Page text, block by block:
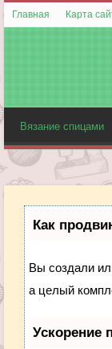
Главная Карта
Вязание спицами
Как
Вы создали
а целый
Ускорение